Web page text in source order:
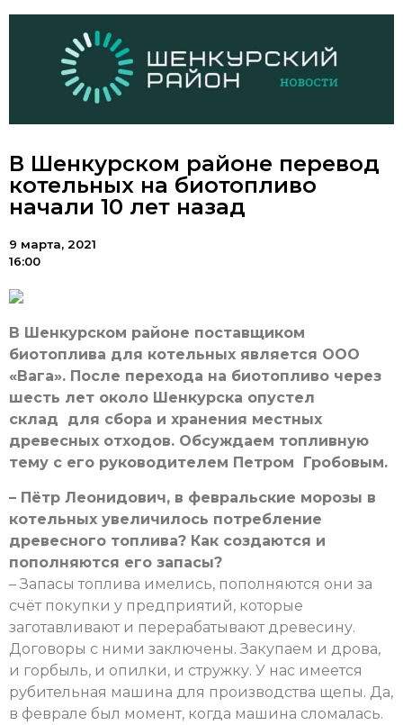
В Шенкурском районе перевод
котельных на биотопливо
начали 10 лет назад
9 марта, 2021
16:00
В Шенкурском районе поставщиком
биотоплива для котельных является ООО
«Вага». После перехода на биотопливо через
шесть лет около Шенкурска опустел
склад для сбора и хранения местных
древесных отходов. Обсуждаем топливную
тему с его руководителем Петром Гробовым.
– Пётр Леонидович, в февральские морозы в
котельных увеличилось потребление
древесного топлива? Как создаются и
пополняются его запасы?
– Запасы топлива имелись, пополняются они за
счёт покупки у предприятий, которые
заготавливают и перерабатывают древесину.
Договоры с ними заключены. Закупаем и дрова,
и горбыль, и опилки, и стружку. У нас имеется
рубительная машина для производства щепы. Да,
в феврале был момент, когда машина сломалась.